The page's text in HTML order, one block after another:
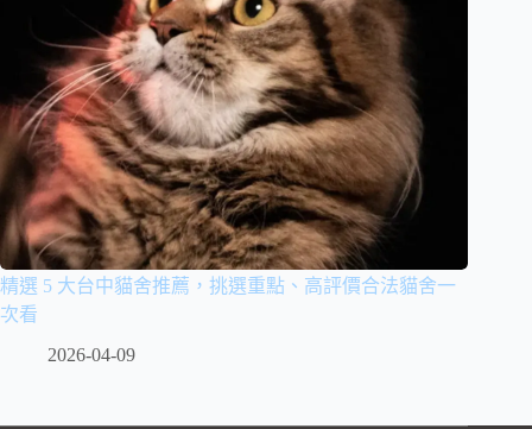
精選 5 大台中貓舍推薦，挑選重點、高評價合法貓舍一
次看
2026-04-09